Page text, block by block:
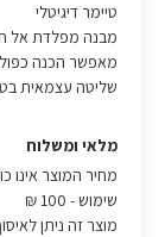
טיימר דיגיטלי
מבנה מפלדת אל
מאפשר הכנה
שליטה עצמאית
מלאי ומשלוח
מחיר המוצר אינו
שימוש- 100 ₪
מוצר זה ניתן